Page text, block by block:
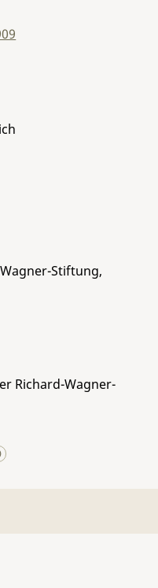
Stiftung,
Richard-Wagner-